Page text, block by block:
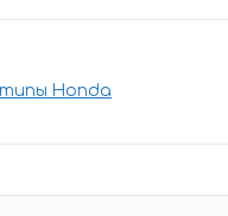
Наклейка
PLAYSTATION
Honda